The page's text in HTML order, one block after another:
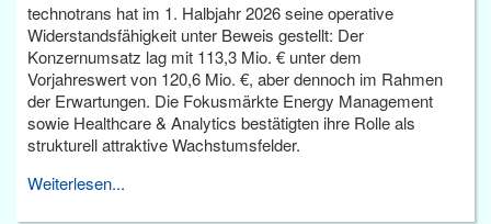
technotrans hat im 1. Halbjahr 2026 seine operative
Widerstandsfähigkeit unter Beweis gestellt: Der
Konzernumsatz lag mit 113,3 Mio. € unter dem
Vorjahreswert von 120,6 Mio. €, aber dennoch im Rahmen
der Erwartungen. Die Fokusmärkte Energy Management
sowie Healthcare & Analytics bestätigten ihre Rolle als
strukturell attraktive Wachstumsfelder.
Weiterlesen...